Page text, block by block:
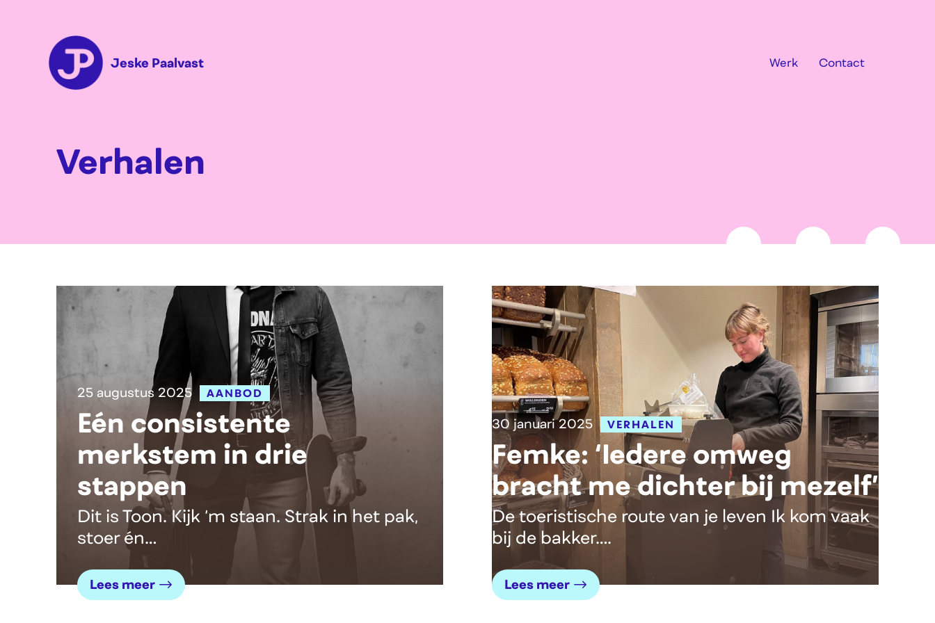
Jeske Paalvast Werk Contact
Verhalen
25 augustus 2025 AANBOD
Eén consistente
merkstem in drie
stappen
Dit is Toon. Kijk ‘m staan. Strak in het pak,
stoer én…
Lees meer
30 januari 2025 VERHALEN
Femke: ‘Iedere omweg
bracht me dichter bij mezelf’
De toeristische route van je leven Ik kom vaak
bij de bakker….
Lees meer